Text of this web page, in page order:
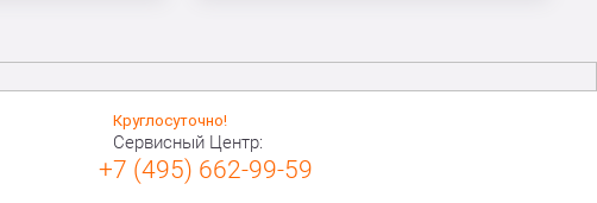
Круглосуточно!
Сервисный Центр:
+7 (495) 662-99-59